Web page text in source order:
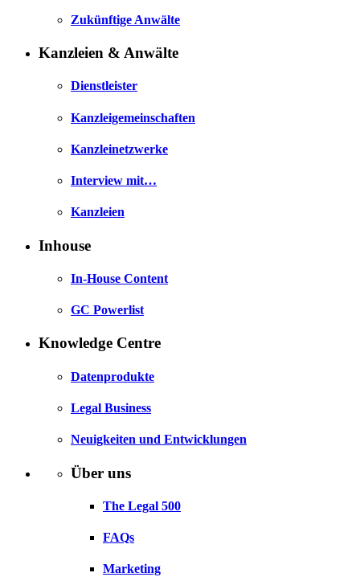
Zukünftige Anwälte
Kanzleien & Anwälte
Dienstleister
Kanzleigemeinschaften
Kanzleinetzwerke
Interview mit…
Kanzleien
Inhouse
In-House Content
GC Powerlist
Knowledge Centre
Datenprodukte
Legal Business
Neuigkeiten und Entwicklungen
Über uns
The Legal 500
FAQs
Marketing